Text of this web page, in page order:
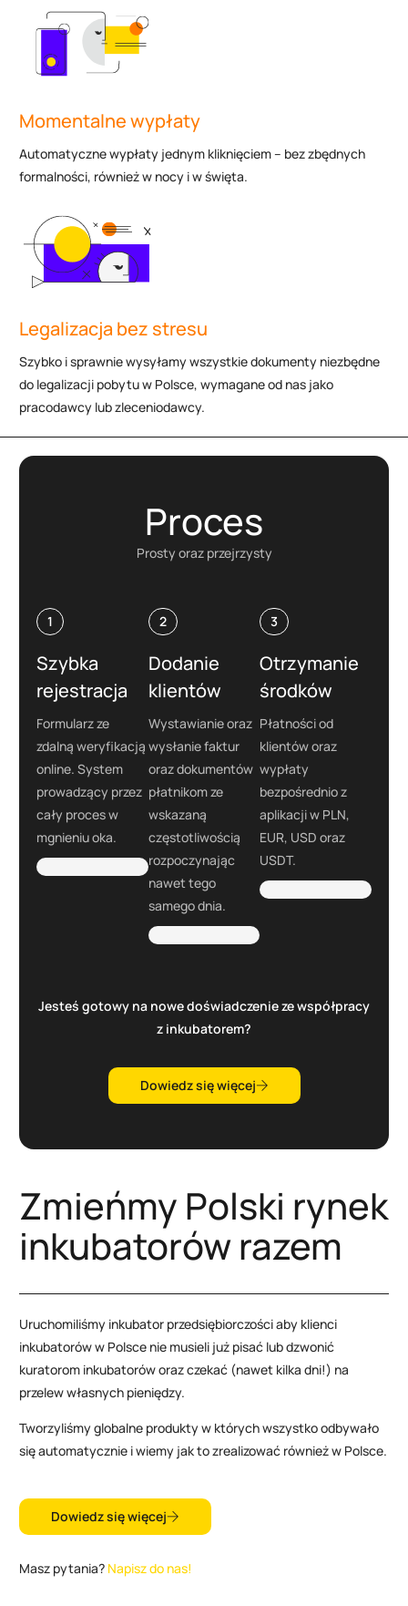
Momentalne wypłaty
Automatyczne wypłaty jednym kliknięciem – bez zbędnych
formalności, również w nocy i w święta.
Legalizacja bez stresu
Szybko i sprawnie wysyłamy wszystkie dokumenty niezbędne
do legalizacji pobytu w Polsce, wymagane od nas jako
pracodawcy lub zleceniodawcy.
Proces
Prosty oraz przejrzysty
1
Szybka
rejestracja
Formularz ze
zdalną weryfikacją
online. System
prowadzący przez
cały proces w
mgnieniu oka.
2
Dodanie
klientów
Wystawianie oraz
wysłanie faktur
oraz dokumentów
płatnikom ze
wskazaną
częstotliwością
rozpoczynając
nawet tego
samego dnia.
3
Otrzymanie
środków
Płatności od
klientów oraz
wypłaty
bezpośrednio z
aplikacji w PLN,
EUR, USD oraz
USDT.
Jesteś gotowy na nowe doświadczenie ze współpracy
z inkubatorem?
Dowiedz się więcej
Zmieńmy Polski rynek
inkubatorów razem
Uruchomiliśmy inkubator przedsiębiorczości aby klienci
inkubatorów w Polsce nie musieli już pisać lub dzwonić
kuratorom inkubatorów oraz czekać (nawet kilka dni!) na
przelew własnych pieniędzy.
Tworzyliśmy globalne produkty w których wszystko odbywało
się automatycznie i wiemy jak to zrealizować również w Polsce.
Dowiedz się więcej
Masz pytania? Napisz do nas!